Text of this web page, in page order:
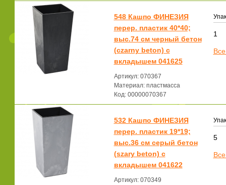
548 Кашпо ФИНЕЗИЯ
перер. пластик 40*40;
выс.74 см черный бетон
(czarny beton) с
вкладышем 041625
Артикул: 070367
Материал: пластмасса
Код: 00000070367
1
532 Кашпо ФИНЕЗИЯ
перер. пластик 19*19;
выс.36 см серый бетон
(szary beton) с
вкладышем 041622
Артикул: 070349
5